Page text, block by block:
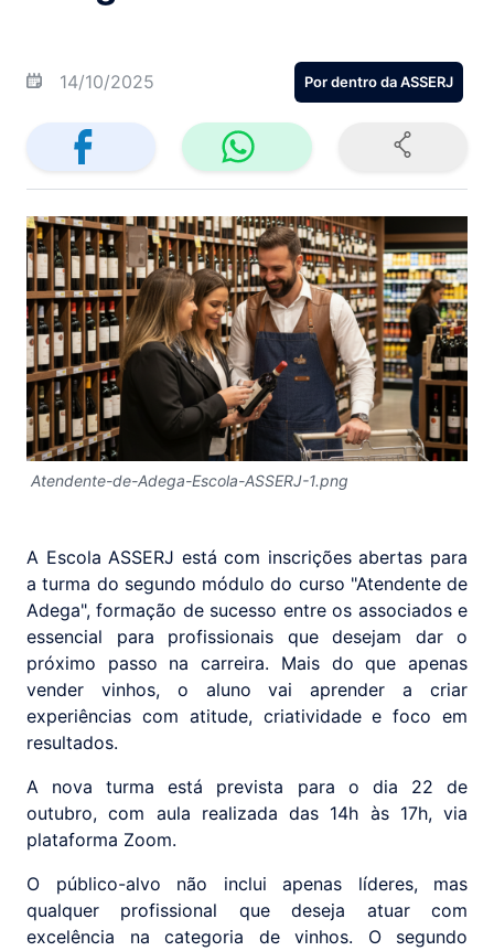
14/10/2025 Por dentro da ASSERJ
Atendente-de-Adega-Escola-ASSERJ-1.png
A Escola ASSERJ está com inscrições abertas para
a turma do segundo módulo do curso "Atendente de
Adega", formação de sucesso entre os associados e
essencial para profissionais que desejam dar o
próximo passo na carreira. Mais do que apenas
vender vinhos, o aluno vai aprender a criar
experiências com atitude, criatividade e foco em
resultados.
A nova turma está prevista para o dia 22 de
outubro, com aula realizada das 14h às 17h, via
plataforma Zoom.
O público-alvo não inclui apenas líderes, mas
qualquer profissional que deseja atuar com
excelência na categoria de vinhos. O segundo